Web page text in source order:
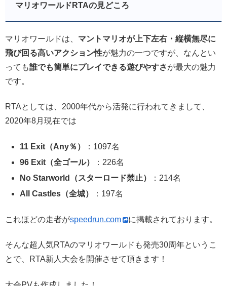
マリオワールドRTAの見どころ
マリオワールドは、 マントマリオが上下左右・縦横無尽に
飛び回る高いアクション性が魅力の一つですが、なんとい
っても誰でも簡単にプレイできる遊びやすさが最大の魅力
です。
RTAとしては、2000年代から活発に行われてきまして、
2020年8月現在では
11 Exit（Any％）
：1097名
96 Exit（全ゴール）
：226名
No Starworld（スターロード禁止）
：214名
All Castles（全城）
：197名
これほどの走者がspeedrun.com に掲載されております。
そんな超人気RTAのマリオワールドも発売30周年というこ
とで、RTA新人大会を開催させて頂きます！